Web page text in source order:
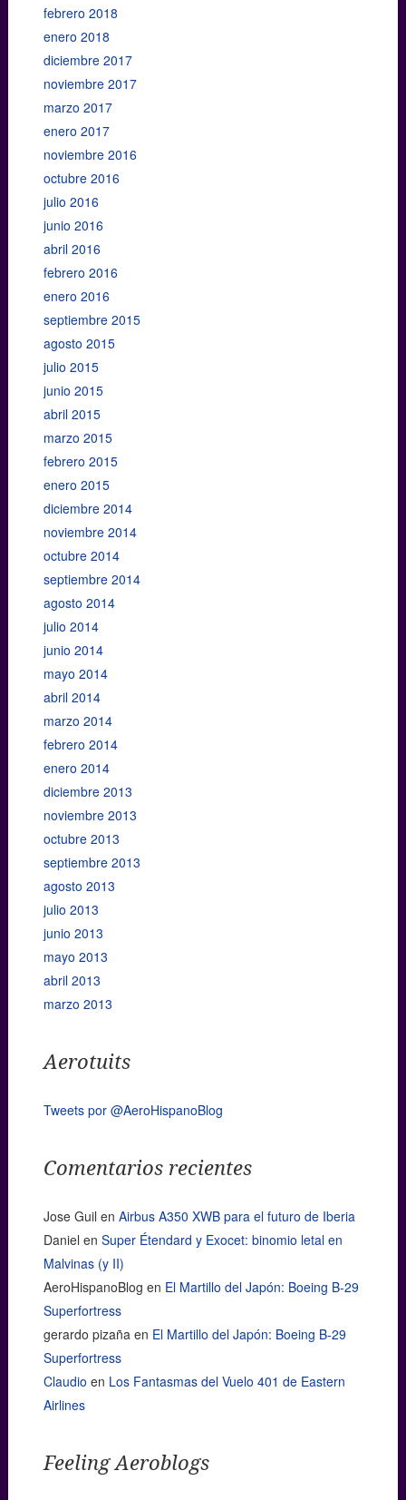
febrero 2018
enero 2018
diciembre 2017
noviembre 2017
marzo 2017
enero 2017
noviembre 2016
octubre 2016
julio 2016
junio 2016
abril 2016
febrero 2016
enero 2016
septiembre 2015
agosto 2015
julio 2015
junio 2015
abril 2015
marzo 2015
febrero 2015
enero 2015
diciembre 2014
noviembre 2014
octubre 2014
septiembre 2014
agosto 2014
julio 2014
junio 2014
mayo 2014
abril 2014
marzo 2014
febrero 2014
enero 2014
diciembre 2013
noviembre 2013
octubre 2013
septiembre 2013
agosto 2013
julio 2013
junio 2013
mayo 2013
abril 2013
marzo 2013
Aerotuits
Tweets por @AeroHispanoBlog
Comentarios recientes
Jose Guil en Airbus A350 XWB para el futuro de Iberia
Daniel en Super Étendard y Exocet: binomio letal en
Malvinas (y II)
AeroHispanoBlog en El Martillo del Japón: Boeing B-29
Superfortress
gerardo pizañaen El Martillo del Japón: Boeing B-29
Superfortress
Claudio en Los Fantasmas del Vuelo 401 de Eastern
Airlines
Feeling Aeroblogs